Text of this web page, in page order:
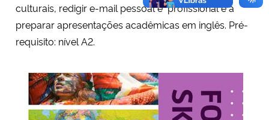
culturais, redigir e-mail pessoal e profissional e a
preparar apresentações acadêmicas em inglês. Pré-
requisito: nível A2.